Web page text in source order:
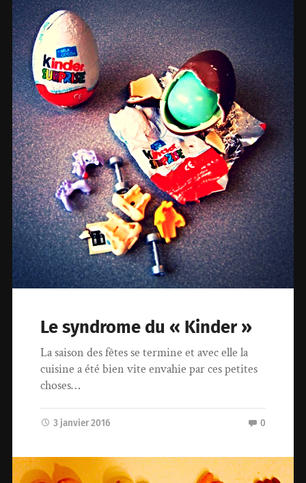
Le syndrome du « Kinder »
La saison des fêtes se termine et avec elle la
cuisine a été bien vite envahie par ces petites
choses…
3 janvier 2016 0